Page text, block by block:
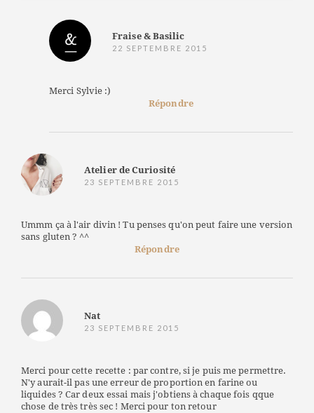
Fraise & Basilic
22 SEPTEMBRE 2015
Merci Sylvie :)
Répondre
Atelier de Curiosité
23 SEPTEMBRE 2015
Ummm ça à l'air divin ! Tu penses qu'on peut faire une version
sans gluten ? ^^
Répondre
Nat
23 SEPTEMBRE 2015
Merci pour cette recette : par contre, si je puis me permettre.
N'y aurait-il pas une erreur de proportion en farine ou
liquides ? Car deux essai mais j'obtiens à chaque fois qque
chose de très très sec ! Merci pour ton retour